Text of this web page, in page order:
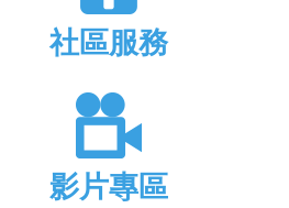
社區服務
影片專區